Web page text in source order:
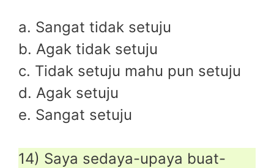
a. Sangat tidak setuju
b. Agak tidak setuju
c. Tidak setuju mahu pun setuju
d. Agak setuju
e. Sangat setuju
14) Saya sedaya-upaya buat-